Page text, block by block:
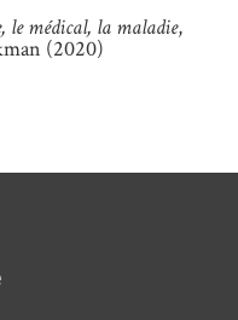
le médical, la maladie,
(2020)